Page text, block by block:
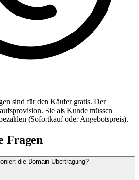
sind für den Käufer gratis. Der
Sie als Kunde müssen
(Sofortkauf oder Angebotspreis).
Fragen
die Domain Übertragung?